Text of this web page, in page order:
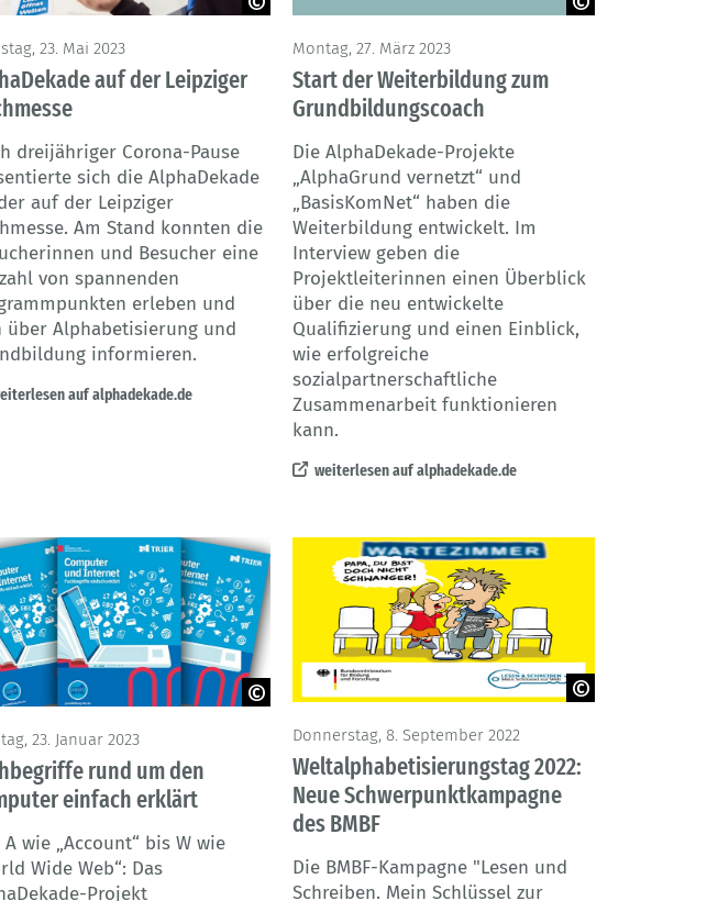
23. Mai 2023
auf der Leipziger
dreijähriger Corona-Pause
sich die AlphaDekade
auf der Leipziger
Am Stand konnten die
und Besucher eine
von spannenden
erleben und
über Alphabetisierung und
informieren.
auf alphadekade.de
Montag, 27. März 2023
Start der Weiterbildung zum
Grundbildungscoach
Die AlphaDekade-Projekte
„AlphaGrund vernetzt“ und
„BasisKomNet“ haben die
Weiterbildung entwickelt. Im
Interview geben die
Projektleiterinnen einen Überblick
über die neu entwickelte
Qualifizierung und einen Einblick,
wie erfolgreiche
sozialpartnerschaftliche
Zusammenarbeit funktionieren
kann.
weiterlesen auf alphadekade.de
23. Januar 2023
rund um den
einfach erklärt
A wie „Account“ bis W wie
Wide Web“: Das
Projekt
Donnerstag, 8. September 2022
Weltalphabetisierungstag 2022:
Neue Schwerpunktkampagne
des BMBF
Die BMBF-Kampagne "Lesen und
Schreiben. Mein Schlüssel zur